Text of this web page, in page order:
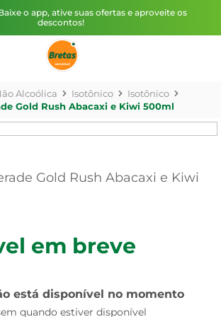
o app, ative suas ofertas e aproveite os
descontos!
Alcoólica Isotônico
Isotônico
Gold Rush Abacaxi e Kiwi 500ml
Gold Rush Abacaxi e Kiwi
em breve
está disponível no momento
quando estiver disponível